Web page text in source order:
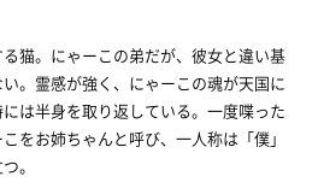
る猫。にゃーこの弟だが、彼女と違い基
。霊感が強く、にゃーこの魂が天国に
は半身を取り返している。一度喋った
をお姉ちゃんと呼び、一人称は「僕」
。